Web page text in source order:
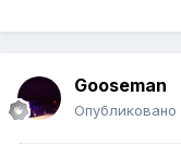
Gooseman
Опубликовано